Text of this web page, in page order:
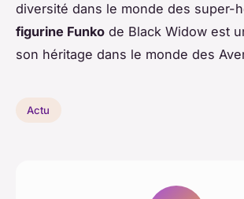
diversité dans le monde des super-
figurine Funko de Black Widow est
son héritage dans le monde des
Actu